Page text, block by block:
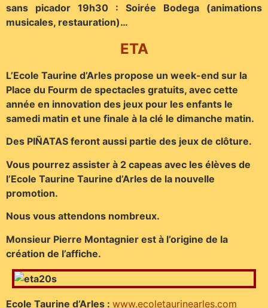
sans picador 19h30 : Soirée Bodega (animations
musicales, restauration)…
ETA
L’Ecole Taurine d’Arles propose un week-end sur la
Place du Fourm de spectacles gratuits, avec cette
année en innovation des jeux pour les enfants le
samedi matin et une finale à la clé le dimanche matin.
Des PIÑATAS feront aussi partie des jeux de clôture.
Vous pourrez assister à 2 capeas avec les élèves de
l’Ecole Taurine Taurine d’Arles de la nouvelle
promotion.
Nous vous attendons nombreux.
Monsieur Pierre Montagnier est à l’origine de la
création de l’affiche.
Ecole Taurine d’Arles : www.ecoletaurinearles.com